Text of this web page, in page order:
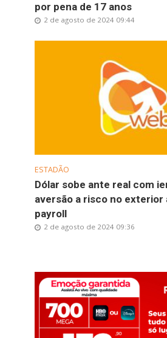
por pena de 17 anos
2 de agosto de 2024 09:44
ESTADÃO
Dólar sobe ante real com
aversão a risco no exterior
payroll
2 de agosto de 2024 09:36